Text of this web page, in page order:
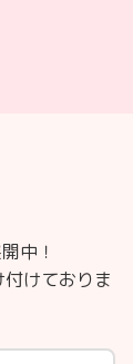
中！
付けておりま